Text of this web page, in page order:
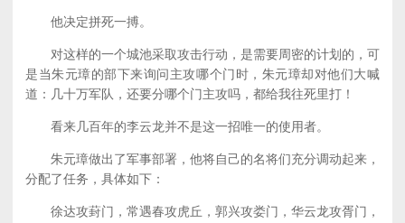
他决定拼死一搏。
对这样的一个城池采取攻击行动，是需要周密的计划的，可
是当朱元璋的部下来询问主攻哪个门时，朱元璋却对他们大喊
道：几十万军队，还要分哪个门主攻吗，都给我往死里打！
看来几百年的李云龙并不是这一招唯一的使用者。
朱元璋做出了军事部署，他将自己的名将们充分调动起来，
分配了任务，具体如下：
徐达攻葑门，常遇春攻虎丘，郭兴攻娄门，华云龙攻胥门，